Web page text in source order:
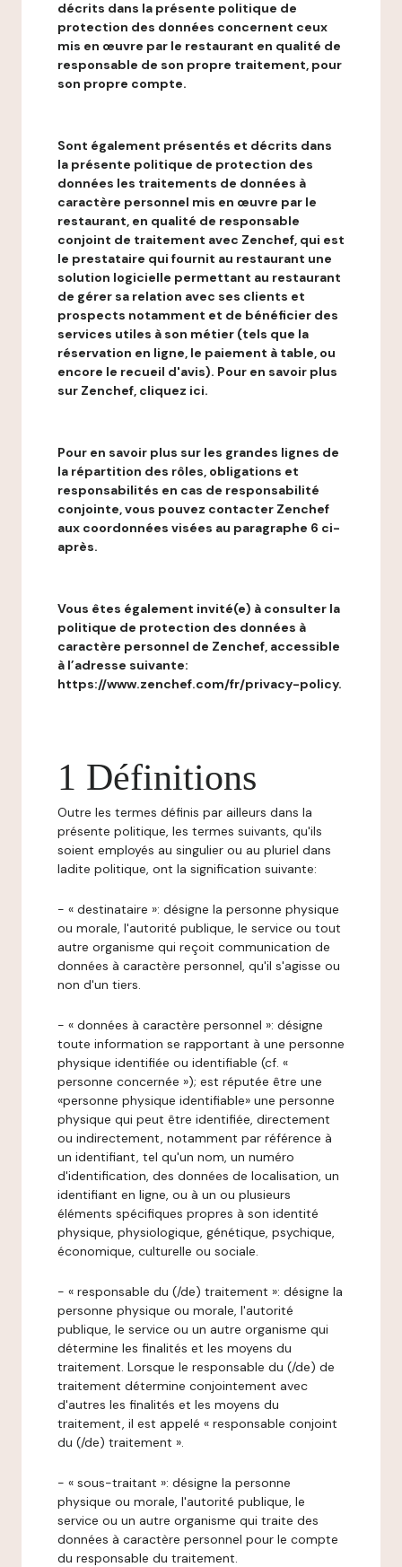
décrits dans la présente politique de
protection des données concernent ceux
mis en œuvre par le restaurant en qualité de
responsable de son propre traitement, pour
son propre compte.
Sont également présentés et décrits dans
la présente politique de protection des
données les traitements de données à
caractère personnel mis en œuvre par le
restaurant, en qualité de responsable
conjoint de traitement avec Zenchef, qui est
le prestataire qui fournit au restaurant une
solution logicielle permettant au restaurant
de gérer sa relation avec ses clients et
prospects notamment et de bénéficier des
services utiles à son métier (tels que la
réservation en ligne, le paiement à table, ou
encore le recueil d'avis). Pour en savoir plus
sur Zenchef, cliquez ici.
Pour en savoir plus sur les grandes lignes de
la répartition des rôles, obligations et
responsabilités en cas de responsabilité
conjointe, vous pouvez contacter Zenchef
aux coordonnées visées au paragraphe 6 ci-
après.
Vous êtes également invité(e) à consulter la
politique de protection des données à
caractère personnel de Zenchef, accessible
à l’adresse suivante:
https://www.zenchef.com/fr/privacy-policy.
1 Définitions
Outre les termes définis par ailleurs dans la
présente politique, les termes suivants, qu'ils
soient employés au singulier ou au pluriel dans
ladite politique, ont la signification suivante:
- « destinataire »: désigne la personne physique
ou morale, l'autorité publique, le service ou tout
autre organisme qui reçoit communication de
données à caractère personnel, qu'il s'agisse ou
non d'un tiers.
- « données à caractère personnel »: désigne
toute information se rapportant à une personne
physique identifiée ou identifiable (cf. «
personne concernée »); est réputée être une
«personne physique identifiable» une personne
physique qui peut être identifiée, directement
ou indirectement, notamment par référence à
un identifiant, tel qu'un nom, un numéro
d'identification, des données de localisation, un
identifiant en ligne, ou à un ou plusieurs
éléments spécifiques propres à son identité
physique, physiologique, génétique, psychique,
économique, culturelle ou sociale.
- « responsable du (/de) traitement »: désigne la
personne physique ou morale, l'autorité
publique, le service ou un autre organisme qui
détermine les finalités et les moyens du
traitement. Lorsque le responsable du (/de) de
traitement détermine conjointement avec
d'autres les finalités et les moyens du
traitement, il est appelé « responsable conjoint
du (/de) traitement ».
- « sous-traitant »: désigne la personne
physique ou morale, l'autorité publique, le
service ou un autre organisme qui traite des
données à caractère personnel pour le compte
du responsable du traitement.